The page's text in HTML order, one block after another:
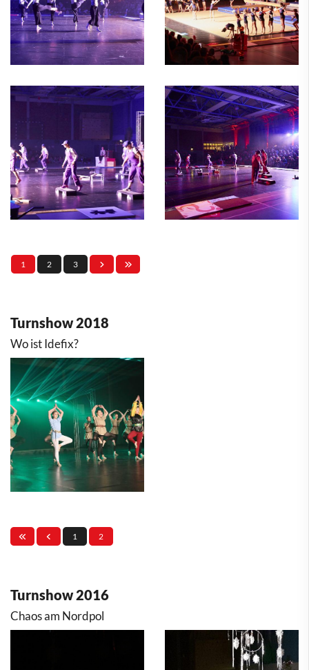
1 2 3
Turnshow 2018
Wo ist Idefix?
1 2
Turnshow 2016
Chaos am Nordpol